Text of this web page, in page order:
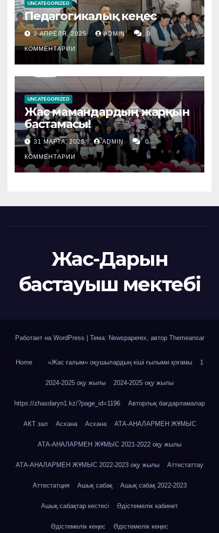
UNCATEGORIZED
Педагогикалық кеңес
2 АПРЕЛЯ, 2025 ADMIN 0
КОММЕНТАРИИ
UNCATEGORIZED
Жас мамандардың жарқын
бастамасы!
31 МАРТА, 2025 ADMIN 0
КОММЕНТАРИИ
Жас-Дарын
бастауыш мектебі
Работает на WordPress Тема: Newspaperex, автор Themeansar
Home «Жас ғалым» оқушылардың кіші ғылыми қоғамы 1
2024-2025 оқу жылы 2024-2025 оқу жылы
https://zhasdaryn1.kz/?page_id=1196 Авторлық бағдарламалар
АКТ зал Асхана Асхана АТА-АНАЛАРМЕН ЖҰМЫС
АТА-АНАЛАРМЕН ЖҰМЫС 2021-2022 оқу жылы
АТА-АНАЛАРМЕН ЖҰМЫС 2022-2023 оқу жылы Аттестаттау
Аттестатция Ашық сабақ Ашық сабақ 2022-2023
Ашық сабақтар кестесі Әдістемелік кабинет
Әдістемелік кеңес Әдістемелік кеңес